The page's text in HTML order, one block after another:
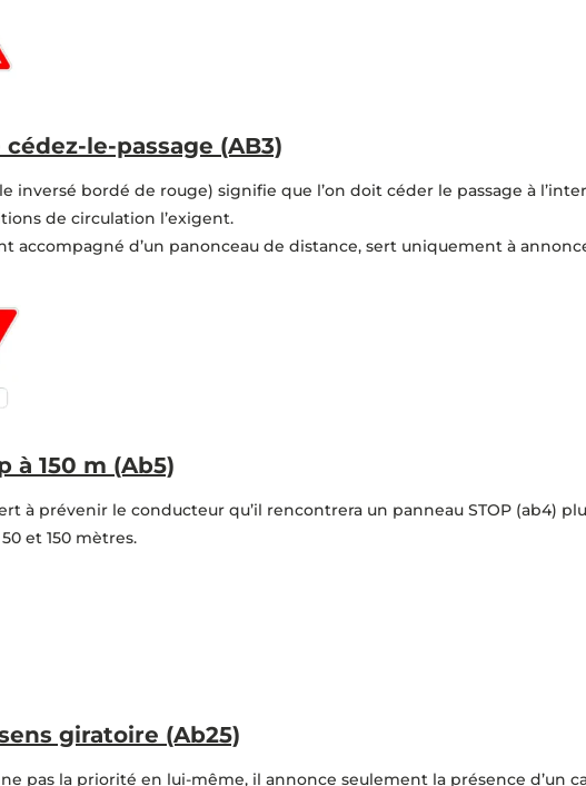
le-passage (AB3)
inversé bordé de rouge) signifie que l’on doit céder le passage à
de circulation l’exigent.
accompagné d’un panonceau de distance, sert uniquement à
à 150 m (Ab5)
à prévenir le conducteur qu’il rencontrera un panneau STOP (ab4)
et 150 mètres.
giratoire (Ab25)
pas la priorité en lui-même, il annonce seulement la présence d’un